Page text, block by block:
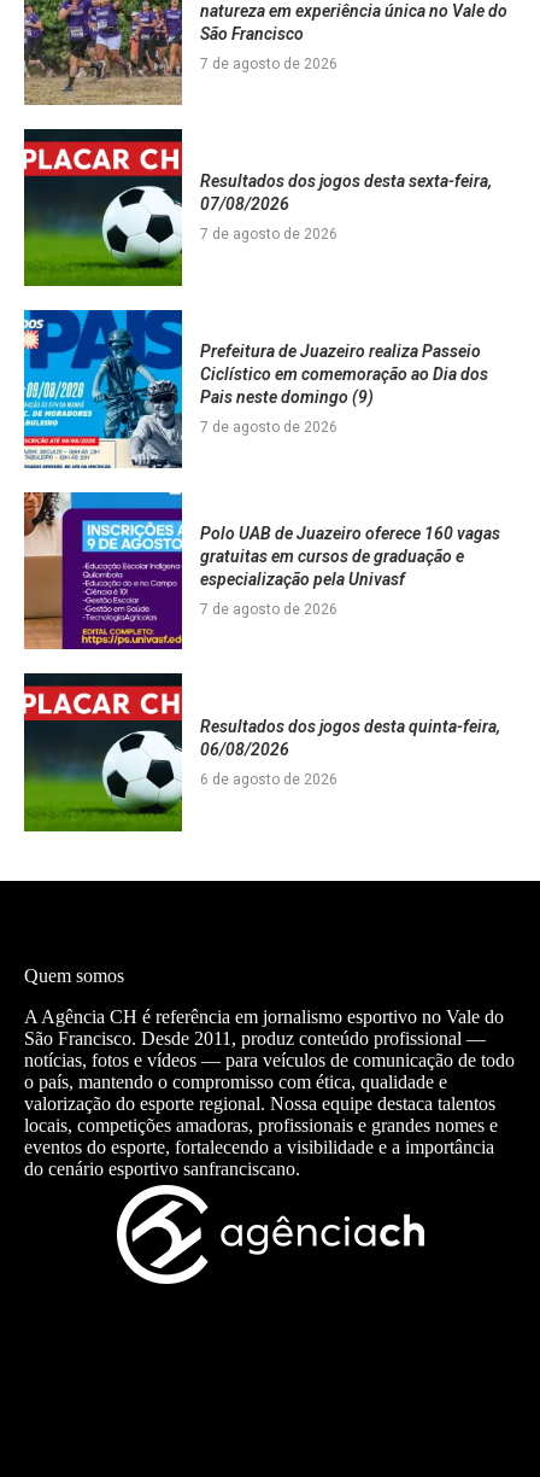
natureza em experiência única no Vale do
São Francisco
7 de agosto de 2026
Resultados dos jogos desta sexta-feira,
07/08/2026
7 de agosto de 2026
Prefeitura de Juazeiro realiza Passeio
Ciclístico em comemoração ao Dia dos
Pais neste domingo (9)
7 de agosto de 2026
Polo UAB de Juazeiro oferece 160 vagas
gratuitas em cursos de graduação e
especialização pela Univasf
7 de agosto de 2026
Resultados dos jogos desta quinta-feira,
06/08/2026
6 de agosto de 2026
Quem somos
A Agência CH é referência em jornalismo esportivo no Vale do
São Francisco. Desde 2011, produz conteúdo profissional —
notícias, fotos e vídeos — para veículos de comunicação de todo
o país, mantendo o compromisso com ética, qualidade e
valorização do esporte regional. Nossa equipe destaca talentos
locais, competições amadoras, profissionais e grandes nomes e
eventos do esporte, fortalecendo a visibilidade e a importância
do cenário esportivo sanfranciscano.